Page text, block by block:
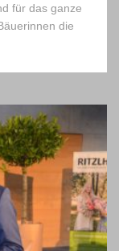
für das ganze
die